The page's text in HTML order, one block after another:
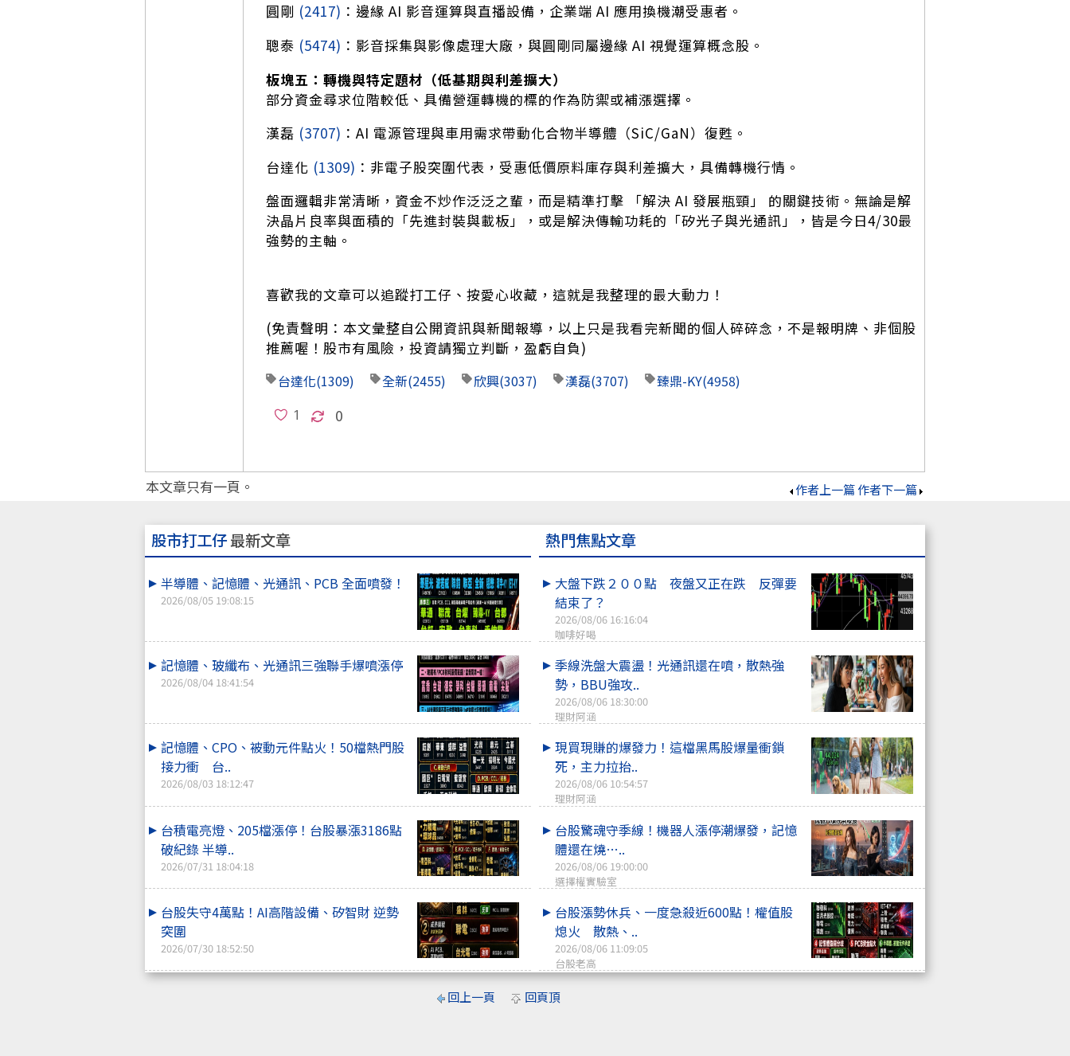
圓剛 (2417) ：邊緣 AI 影音運算與直播設備，企業端 AI 應用換機潮受惠者。
聰泰 (5474) ：影音採集與影像處理大廠，與圓剛同屬邊緣 AI 視覺運算概念股。
板塊五：轉機與特定題材（低基期與利差擴大）
部分資金尋求位階較低、具備營運轉機的標的作為防禦或補漲選擇。
漢磊 (3707) ：AI 電源管理與車用需求帶動化合物半導體（SiC/GaN）復甦。
台達化 (1309) ：非電子股突圍代表，受惠低價原料庫存與利差擴大，具備轉機行情。
盤面邏輯非常清晰，資金不炒作泛泛之輩，而是精準打擊 「解決 AI 發展瓶頸」 的關鍵技術。無論是解
決晶片良率與面積的「先進封裝與載板」，或是解決傳輸功耗的「矽光子與光通訊」，皆是今日4/30最
強勢的主軸。
喜歡我的文章可以追蹤打工仔、按愛心收藏，這就是我整理的最大動力！
(免責聲明：本文彙整自公開資訊與新聞報導，以上只是我看完新聞的個人碎碎念，不是報明牌、非個股
推薦喔！股市有風險，投資請獨立判斷，盈虧自負)
台達化(1309) 全新(2455) 欣興(3037) 漢磊(3707) 臻鼎-KY(4958)
0
本文章只有一頁。 作者上一篇作者下一篇
股市打工仔最新文章
半導體、記憶體、光通訊、PCB 全面噴發！
2026/08/05 19:08:15
記憶體、玻纖布、光通訊三強聯手爆噴漲停
2026/08/04 18:41:54
記憶體、CPO、被動元件點火！50檔熱門股
接力衝 台..
2026/08/03 18:12:47
台積電亮燈、205檔漲停！台股暴漲3186點
破紀錄 半導..
2026/07/31 18:04:18
台股失守4萬點！AI高階設備、矽智財 逆勢
突圍
2026/07/30 18:52:50
熱門焦點文章
大盤下跌２００點 夜盤又正在跌 反彈要
結束了？
2026/08/06 16:16:04
咖啡好喝
季線洗盤大震盪！光通訊還在噴，散熱強
勢，BBU強攻..
2026/08/06 18:30:00
理財阿涵
現買現賺的爆發力！這檔黑馬股爆量衝鎖
死，主力拉抬..
2026/08/06 10:54:57
理財阿涵
台股驚魂守季線！機器人漲停潮爆發，記憶
體還在燒…..
2026/08/06 19:00:00
選擇權實驗室
台股漲勢休兵、一度急殺近600點！權值股
熄火 散熱、..
2026/08/06 11:09:05
台股老高
回上一頁 回頁頂